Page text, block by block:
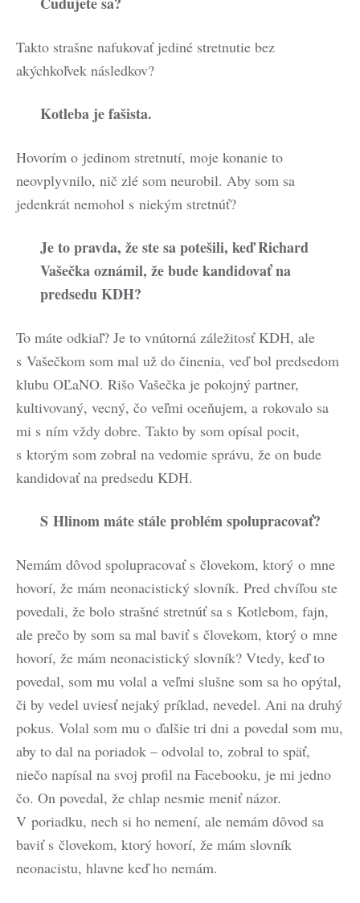
Takto strašne nafukovať jediné stretnutie bez
akýchkoľvek následkov?
Kotleba je fašista.
Hovorím o jedinom stretnutí, moje konanie to
neovplyvnilo, nič zlé som neurobil. Aby som sa
jedenkrát nemohol s niekým stretnúť?
Je to pravda, že ste sa potešili, keď Richard
Vašečka oznámil, že bude kandidovať na
predsedu KDH?
To máte odkiaľ? Je to vnútorná záležitosť KDH, ale
s Vašečkom som mal už do činenia, veď bol predsedom
klubu OĽaNO. Rišo Vašečka je pokojný partner,
kultivovaný, vecný, čo veľmi oceňujem, a rokovalo sa
mi s ním vždy dobre. Takto by som opísal pocit,
s ktorým som zobral na vedomie správu, že on bude
kandidovať na predsedu KDH.
S Hlinom máte stále problém spolupracovať?
Nemám dôvod spolupracovať s človekom, ktorý o mne
hovorí, že mám neonacistický slovník. Pred chvíľou ste
povedali, že bolo strašné stretnúť sa s Kotlebom, fajn,
ale prečo by som sa mal baviť s človekom, ktorý o mne
hovorí, že mám neonacistický slovník? Vtedy, keď to
povedal, som mu volal a veľmi slušne som sa ho opýtal,
či by vedel uviesť nejaký príklad, nevedel. Ani na druhý
pokus. Volal som mu o ďalšie tri dni a povedal som mu,
aby to dal na poriadok – odvolal to, zobral to späť,
niečo napísal na svoj profil na Facebooku, je mi jedno
čo. On povedal, že chlap nesmie meniť názor.
V poriadku, nech si ho nemení, ale nemám dôvod sa
baviť s človekom, ktorý hovorí, že mám slovník
neonacistu, hlavne keď ho nemám.